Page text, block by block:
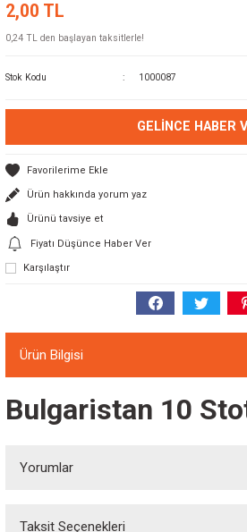
2,00 TL
0,24 TL den başlayan taksitlerle!
Stok Kodu 1000087
GELINCE HABER
Ürün hakkında yorum yaz
Ürünü tavsiye et
Fiyatı Düşünce Haber Ver
Karşılaştır
Ürün Bilgisi
Bulgaristan 10
Yorumlar
Taksit Seçenekleri